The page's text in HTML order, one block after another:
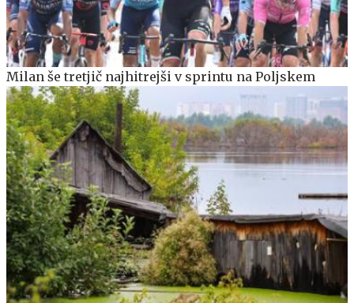
Milan še tretjič najhitrejši v sprintu na Poljskem